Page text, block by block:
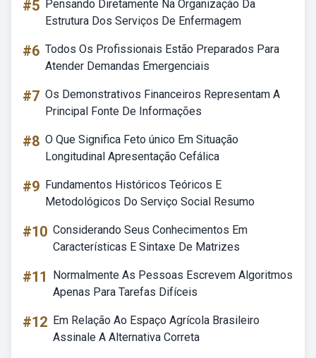
#5 Pensando Diretamente Na Organização Da
Estrutura Dos Serviços De Enfermagem
#6 Todos Os Profissionais Estão Preparados Para
Atender Demandas Emergenciais
#7 Os Demonstrativos Financeiros Representam A
Principal Fonte De Informações
#8 O Que Significa Feto único Em Situação
Longitudinal Apresentação Cefálica
#9 Fundamentos Históricos Teóricos E
Metodológicos Do Serviço Social Resumo
#10 Considerando Seus Conhecimentos Em
Características E Sintaxe De Matrizes
#11
Normalmente As Pessoas Escrevem Algoritmos
Apenas Para Tarefas Difíceis
#12 Em Relação Ao Espaço Agrícola Brasileiro
Assinale A Alternativa Correta